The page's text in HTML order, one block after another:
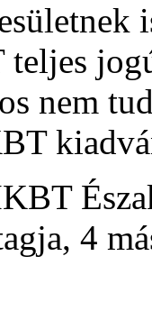
nem
4